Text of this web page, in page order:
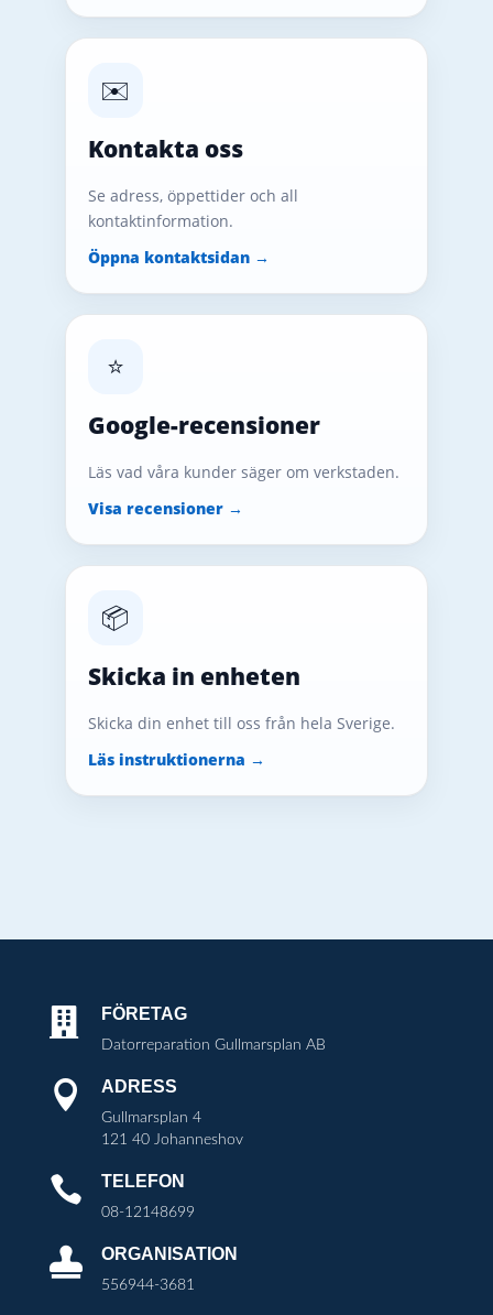
✉️
Kontakta oss
Se adress, öppettider och all
kontaktinformation.
Öppna kontaktsidan →
⭐
Google-recensioner
Läs vad våra kunder säger om verkstaden.
Visa recensioner →
📦
Skicka in enheten
Skicka din enhet till oss från hela Sverige.
Läs instruktionerna →
 FÖRETAG
Datorreparation Gullmarsplan AB
 ADRESS
Gullmarsplan 4
121 40 Johanneshov
 TELEFON
08-12148699
 ORGANISATION
556944-3681